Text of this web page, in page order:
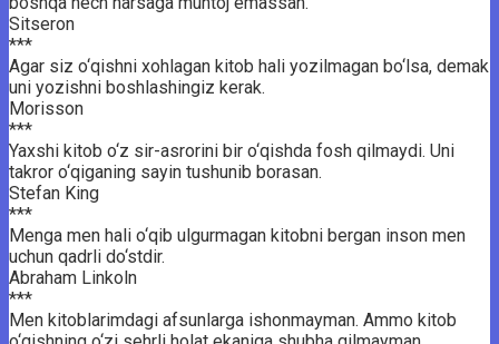
Sitseron
***
Agar siz o‘qishni xohlagan kitob hali yozilmagan bo‘lsa, demak
uni yozishni boshlashingiz kerak.
Morisson
***
Yaxshi kitob o‘z sir-asrorini bir o‘qishda fosh qilmaydi. Uni
takror o‘qiganing sayin tushunib borasan.
Stefan King
***
Menga men hali o‘qib ulgurmagan kitobni bergan inson men
uchun qadrli do‘stdir.
Abraham Linkoln
***
Men kitoblarimdagi afsunlarga ishonmayman. Ammo kitob